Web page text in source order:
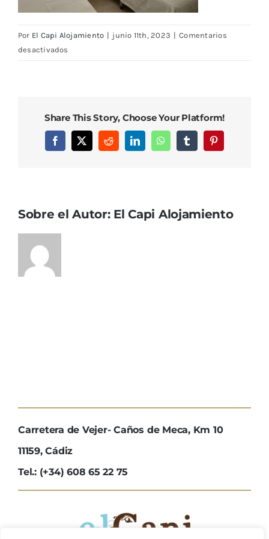
Por El Capi Alojamiento | junio 11th, 2023 | Comentarios
desactivados
Share This Story, Choose Your Platform!
Facebook
X RedditLinkedInWhatsAppTumblrPinterest
Sobre el Autor: El Capi Alojamiento
Carretera de Vejer- Caños de Meca, Km 10
11159, Cádiz
Tel.: (+34) 608 65 22 75